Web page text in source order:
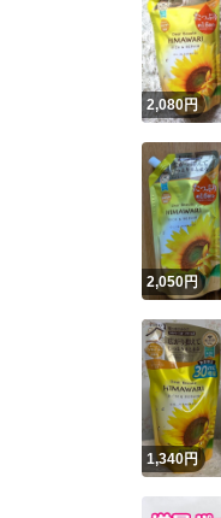
2,080円
2,050円
1,340円